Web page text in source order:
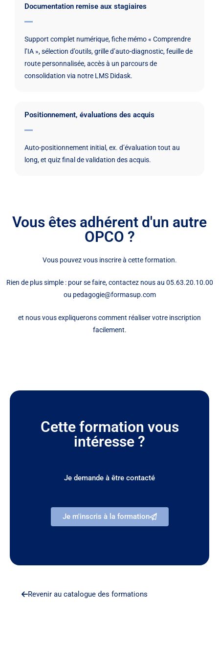
Documentation remise aux stagiaires
Support complet numérique, fiche mémo « Comprendre
l’IA », sélection d’outils, grille d’auto-diagnostic, feuille de
route personnalisée, accès à un parcours de
consolidation via notre LMS Didask.
Positionnement, évaluations des acquis
Auto-positionnement initial, ex. d’évaluation tout au
long, et quiz final de validation des acquis.
Vous êtes adhérent d'un autre
OPCO ?
Vous pouvez vous inscrire à cette formation.
Rien de plus simple : pour se faire, contactez nous au 05.63.20.10.00
ou pedagogie@formasup.com
et nous vous expliquerons comment réaliser votre inscription
facilement.
Cette formation vous
intéresse ?
Je demande à être contacté
Je m'inscris à la formation
Revenir au catalogue des formations